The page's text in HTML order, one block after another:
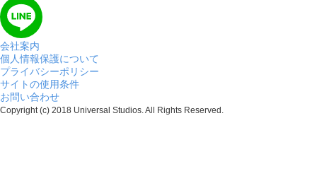
会社案内
個人情報保護について
プライバシーポリシー
サイトの使用条件
お問い合わせ
Copyright (c) 2018 Universal Studios. All Rights Reserved.